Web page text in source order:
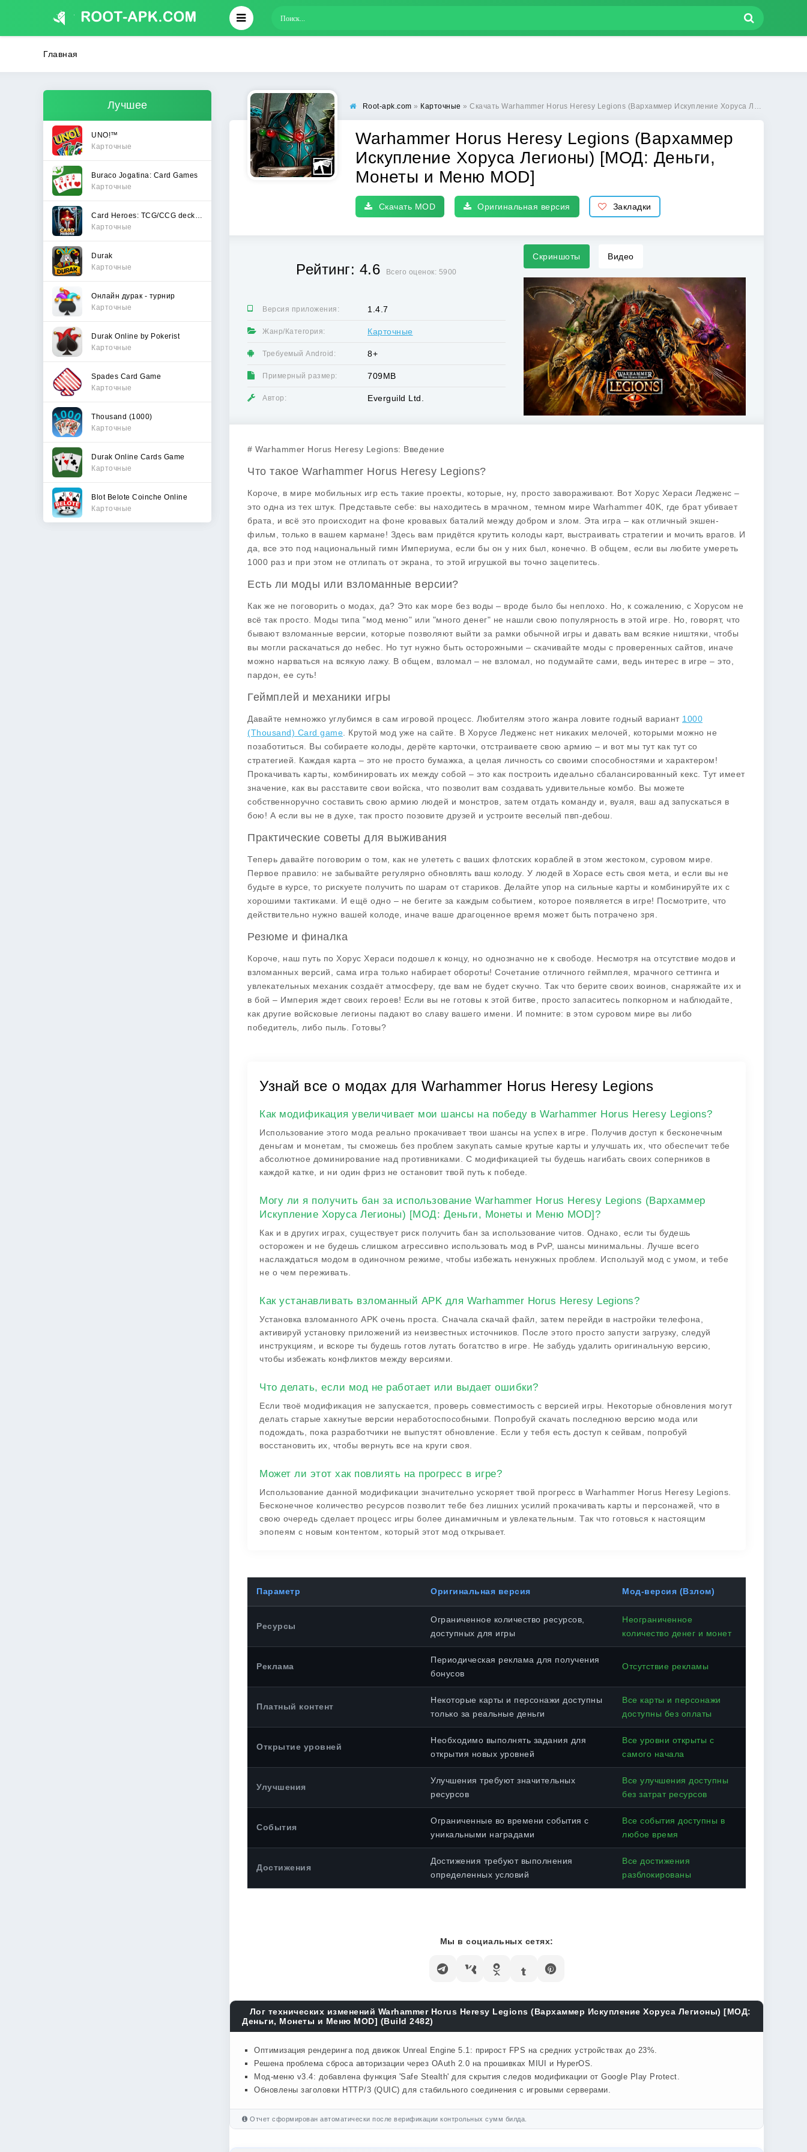
Главная
Лучшее
UNO!™
Карточные
Buraco Jogatina: Card Games
Карточные
Карточные
Durak
Карточные
Онлайн дурак - турнир
Карточные
Durak Online by Pokerist
Карточные
Spades Card Game
Карточные
Thousand (1000)
Карточные
Durak Online Cards Game
Карточные
Blot Belote Coinche Online
Карточные
Root-apk.com » Карточные » Скачать Warhammer Horus Heresy Legions (Вархаммер Искупление Хоруса Легионы) [МОД: Деньги, Монеты и Меню MOD] | Взлом Warhammer Horus Heresy Legions на Андроид
Warhammer Horus Heresy Legions (Вархаммер
Искупление Хоруса Легионы) [МОД: Деньги,
Монеты и Меню MOD]
Скачать MOD Оригинальная версия Закладки
Рейтинг: 4.6 Всего оценок: 5900
Версия приложения: 1.4.7
Жанр/Категория: Карточные
Требуемый Android: 8+
Примерный размер: 709MB
Автор: Everguild Ltd.
Скриншоты Видео
# Warhammer Horus Heresy Legions: Введение
Что такое Warhammer Horus Heresy Legions?
Короче, в мире мобильных игр есть такие проекты, которые, ну, просто завораживают. Вот Хорус Хераси Ледженс –
это одна из тех штук. Представьте себе: вы находитесь в мрачном, темном мире Warhammer 40K, где брат убивает
брата, и всё это происходит на фоне кровавых баталий между добром и злом. Эта игра – как отличный экшен-
фильм, только в вашем кармане! Здесь вам придётся крутить колоды карт, выстраивать стратегии и мочить врагов. И
да, все это под национальный гимн Империума, если бы он у них был, конечно. В общем, если вы любите умереть
1000 раз и при этом не отлипать от экрана, то этой игрушкой вы точно зацепитесь.
Есть ли моды или взломанные версии?
Как же не поговорить о модах, да? Это как море без воды – вроде было бы неплохо. Но, к сожалению, с Хорусом не
всё так просто. Моды типа "мод меню" или "много денег" не нашли свою популярность в этой игре. Но, говорят, что
бывают взломанные версии, которые позволяют выйти за рамки обычной игры и давать вам всякие ништяки, чтобы
вы могли раскачаться до небес. Но тут нужно быть осторожными – скачивайте моды с проверенных сайтов, иначе
можно нарваться на всякую лажу. В общем, взломал – не взломал, но подумайте сами, ведь интерес в игре – это,
пардон, ее суть!
Геймплей и механики игры
Давайте немножко углубимся в сам игровой процесс. Любителям этого жанра ловите годный вариант 1000
(Thousand) Card game . Крутой мод уже на сайте. В Хорусе Ледженс нет никаких мелочей, которыми можно не
позаботиться. Вы собираете колоды, дерёте карточки, отстраиваете свою армию – и вот мы тут как тут со
стратегией. Каждая карта – это не просто бумажка, а целая личность со своими способностями и характером!
Прокачивать карты, комбинировать их между собой – это как построить идеально сбалансированный кекс. Тут имеет
значение, как вы расставите свои войска, что позволит вам создавать удивительные комбо. Вы можете
собственноручно составить свою армию людей и монстров, затем отдать команду и, вуаля, ваш ад запускаться в
бою! А если вы не в духе, так просто позовите друзей и устроите веселый пвп-дебош.
Практические советы для выживания
Теперь давайте поговорим о том, как не улететь с ваших флотских кораблей в этом жестоком, суровом мире.
Первое правило: не забывайте регулярно обновлять ваш колоду. У людей в Хорасе есть своя мета, и если вы не
будьте в курсе, то рискуете получить по шарам от стариков. Делайте упор на сильные карты и комбинируйте их с
хорошими тактиками. И ещё одно – не бегите за каждым событием, которое появляется в игре! Посмотрите, что
действительно нужно вашей колоде, иначе ваше драгоценное время может быть потрачено зря.
Резюме и финалка
Короче, наш путь по Хорус Хераси подошел к концу, но однозначно не к свободе. Несмотря на отсутствие модов и
взломанных версий, сама игра только набирает обороты! Сочетание отличного геймплея, мрачного сеттинга и
увлекательных механик создаёт атмосферу, где вам не будет скучно. Так что берите своих воинов, снаряжайте их и
в бой – Империя ждет своих героев! Если вы не готовы к этой битве, просто запаситесь попкорном и наблюдайте,
как другие войсковые легионы падают во славу вашего имени. И помните: в этом суровом мире вы либо
победитель, либо пыль. Готовы?
Узнай все о модах для Warhammer Horus Heresy Legions
Как модификация увеличивает мои шансы на победу в Warhammer Horus Heresy Legions?
Использование этого мода реально прокачивает твои шансы на успех в игре. Получив доступ к бесконечным
деньгам и монетам, ты сможешь без проблем закупать самые крутые карты и улучшать их, что обеспечит тебе
абсолютное доминирование над противниками. С модификацией ты будешь нагибать своих соперников в
каждой катке, и ни один фриз не остановит твой путь к победе.
Могу ли я получить бан за использование Warhammer Horus Heresy Legions (Вархаммер
Искупление Хоруса Легионы) [МОД: Деньги, Монеты и Меню MOD]?
Как и в других играх, существует риск получить бан за использование читов. Однако, если ты будешь
осторожен и не будешь слишком агрессивно использовать мод в PvP, шансы минимальны. Лучше всего
наслаждаться модом в одиночном режиме, чтобы избежать ненужных проблем. Используй мод с умом, и тебе
не о чем переживать.
Как устанавливать взломанный APK для Warhammer Horus Heresy Legions?
Установка взломанного APK очень проста. Сначала скачай файл, затем перейди в настройки телефона,
активируй установку приложений из неизвестных источников. После этого просто запусти загрузку, следуй
инструкциям, и вскоре ты будешь готов лутать богатство в игре. Не забудь удалить оригинальную версию,
чтобы избежать конфликтов между версиями.
Что делать, если мод не работает или выдает ошибки?
Если твоё модификация не запускается, проверь совместимость с версией игры. Некоторые обновления могут
делать старые хакнутые версии неработоспособными. Попробуй скачать последнюю версию мода или
подождать, пока разработчики не выпустят обновление. Если у тебя есть доступ к сейвам, попробуй
восстановить их, чтобы вернуть все на круги своя.
Может ли этот хак повлиять на прогресс в игре?
Использование данной модификации значительно ускоряет твой прогресс в Warhammer Horus Heresy Legions.
Бесконечное количество ресурсов позволит тебе без лишних усилий прокачивать карты и персонажей, что в
свою очередь сделает процесс игры более динамичным и увлекательным. Так что готовься к настоящим
эпопеям с новым контентом, который этот мод открывает.
Параметр Оригинальная версия Мод-версия (Взлом)
Ресурсы
Ограниченное количество ресурсов,
доступных для игры
Неограниченное
количество денег и монет
Реклама
Периодическая реклама для получения
бонусов
Отсутствие рекламы
Платный контент
Некоторые карты и персонажи доступны
только за реальные деньги
Все карты и персонажи
доступны без оплаты
Открытие уровней
Необходимо выполнять задания для
открытия новых уровней
Все уровни открыты с
самого начала
Улучшения
Улучшения требуют значительных
ресурсов
Все улучшения доступны
без затрат ресурсов
События
Ограниченные во времени события с
уникальными наградами
Все события доступны в
любое время
Достижения
Достижения требуют выполнения
определенных условий
Все достижения
разблокированы
Мы в социальных сетях:
Лог технических изменений Warhammer Horus Heresy Legions (Вархаммер Искупление Хоруса Легионы) [МОД:
Деньги, Монеты и Меню MOD] (Build 2482)
Оптимизация рендеринга под движок Unreal Engine 5.1: прирост FPS на средних устройствах до 23%.
Решена проблема сброса авторизации через OAuth 2.0 на прошивках MIUI и HyperOS.
Мод-меню v3.4: добавлена функция 'Safe Stealth' для скрытия следов модификации от Google Play Protect.
Обновлены заголовки HTTP/3 (QUIC) для стабильного соединения с игровыми серверами.
Отчет сформирован автоматически после верификации контрольных сумм билда.